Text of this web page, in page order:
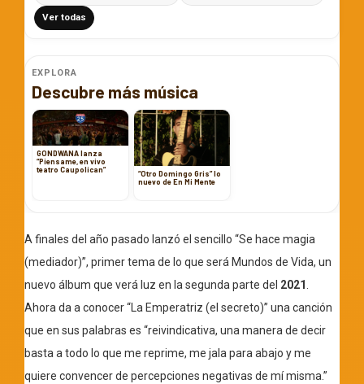
Ver todas
EXPLORA
Descubre más música
GONDWANA lanza
“Piensame, en vivo
teatro Caupolican”
“Otro Domingo Gris” lo
nuevo de En Mi Mente
A finales del año pasado lanzó el sencillo “Se hace magia
(mediador)”, primer tema de lo que será Mundos de Vida, un
nuevo álbum que verá luz en la segunda parte del 2021
Ahora da a conocer “La Emperatriz (el secreto)” una canción
que en sus palabras es “reivindicativa, una manera de decir
basta a todo lo que me reprime, me jala para abajo y me
quiere convencer de percepciones negativas de mí misma.”